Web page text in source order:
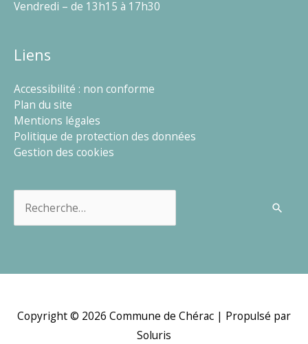
Vendredi – de 13h15 à 17h30
Liens
Accessibilité : non conforme
Plan du site
Mentions légales
Politique de protection des données
Gestion des cookies
Copyright © 2026 Commune de Chérac | Propulsé par
Soluris